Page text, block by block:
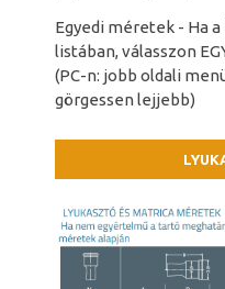
Egyedi méretek - Ha
listában, válasszon
(PC-n: jobb oldali
görgessen lejjebb)